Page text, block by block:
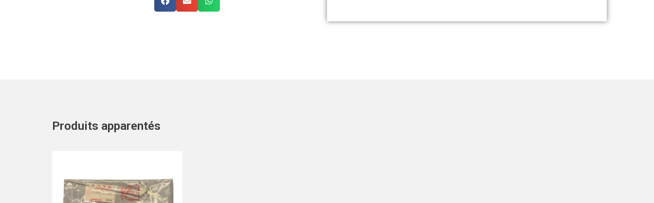
Produits apparentés